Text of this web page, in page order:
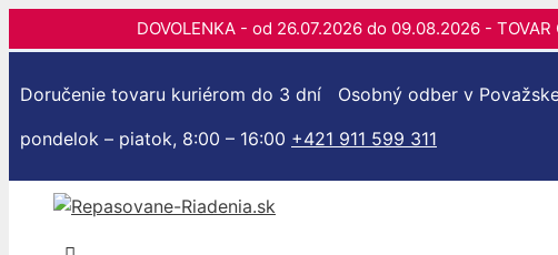
DOVOLENKA - od 26.07.2026 do 09.08.2026 -
naDoručenie tovaru kuriérom do 3 dní Osobný odber v
pondelok – piatok, 8:00 – 16:00 +421 911 599 311